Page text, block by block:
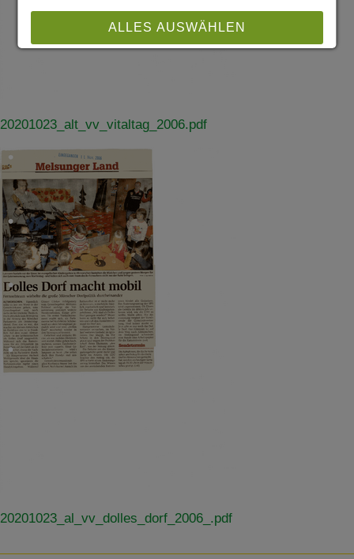
20201023_alt_vv_vitaltag_2006.pdf
20201023_al_vv_dolles_dorf_2006_.pdf
ALLES AUSWÄHLEN
Impressum